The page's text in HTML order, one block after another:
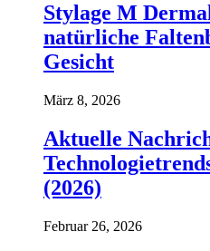
Stylage M
natürliche
Gesicht
März 8, 2026
Aktuelle
(2026)
Februar 26, 2026